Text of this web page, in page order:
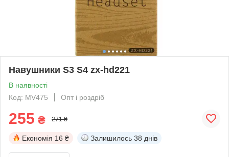
Навушники S3 S4 zx-hd221
В наявності
Код: MV475
Опт і роздріб
255 ₴ 271 ₴
Економія 16 ₴ Залишилось 38 днів